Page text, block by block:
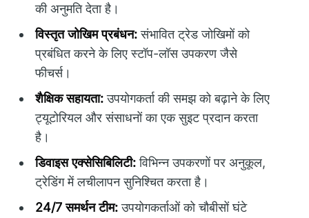
की अनुमति देता है।
विस्तृत जोखिम प्रबंधन:संभावित ट्रेड जोखिमों को
प्रबंधित करने के लिए स्टॉप-लॉस उपकरण जैसे
फीचर्स।
शैक्षिक सहायता:उपयोगकर्ता की समझ को बढ़ाने के लिए
ट्यूटोरियल और संसाधनों का एक सुइट प्रदान करता
है।
डिवाइस एक्सेसिबिलिटी:विभिन्न उपकरणों पर अनुकूल,
ट्रेडिंग में लचीलापन सुनिश्चित करता है।
24/7 समर्थन टीम:उपयोगकर्ताओं को चौबीसों घंटे